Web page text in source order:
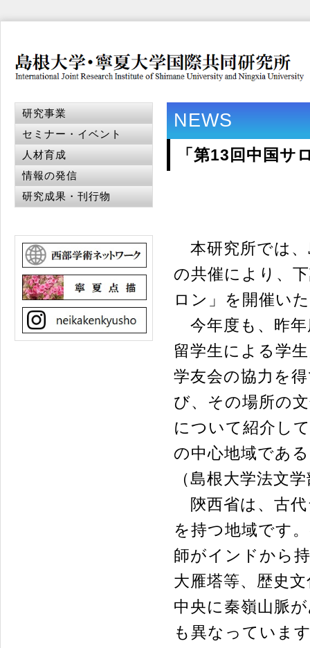
NEWS
「第13回中国サ
本研究所では、
の共催により、
ロン」を開催い
今年度も、昨年
留学生による学
学友会の協力を
び、その場所の
について紹介し
の中心地域であ
（島根大学法文
陝西省は、古代
を持つ地域です
師がインドから
大雁塔等、歴史
中央に秦嶺山脈
も異なっていま
研究事業
セミナー・イベント
人材育成
情報の発信
研究成果・刊行物